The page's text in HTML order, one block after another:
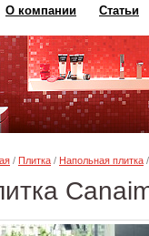
О компании Статьи
/ Плитка / Напольная плитка /